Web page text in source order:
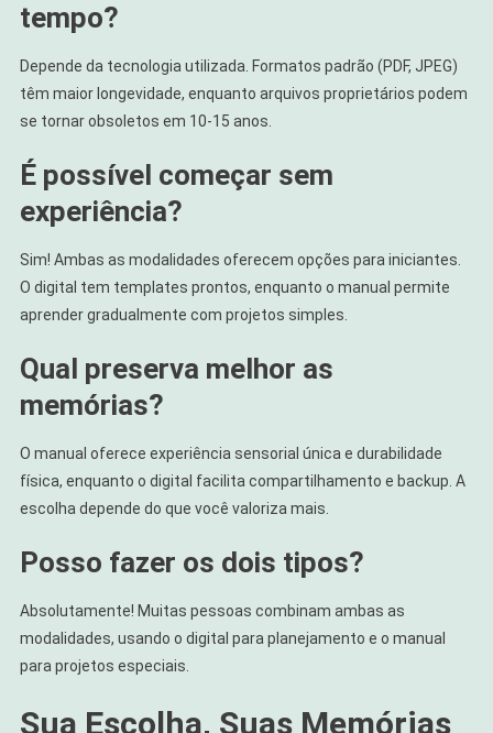
tempo?
Depende da tecnologia utilizada. Formatos padrão (PDF, JPEG)
têm maior longevidade, enquanto arquivos proprietários podem
se tornar obsoletos em 10-15 anos.
É possível começar sem
experiência?
Sim! Ambas as modalidades oferecem opções para iniciantes.
O digital tem templates prontos, enquanto o manual permite
aprender gradualmente com projetos simples.
Qual preserva melhor as
memórias?
O manual oferece experiência sensorial única e durabilidade
física, enquanto o digital facilita compartilhamento e backup. A
escolha depende do que você valoriza mais.
Posso fazer os dois tipos?
Absolutamente! Muitas pessoas combinam ambas as
modalidades, usando o digital para planejamento e o manual
para projetos especiais.
Sua Escolha, Suas Memórias